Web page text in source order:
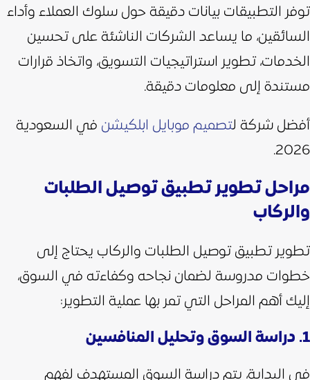
توفر التطبيقات بيانات دقيقة حول سلوك العملاء وأداء
السائقين، ما يساعد الشركات الناشئة على تحسين
الخدمات، تطوير استراتيجيات التسويق، واتخاذ قرارات
مستندة إلى معلومات دقيقة.
أفضل شركة لتصميم موبايل ابلكيشن في السعودية
2026.
مراحل تطوير تطبيق توصيل الطلبات
والركاب
​​تطوير تطبيق توصيل الطلبات والركاب يحتاج إلى
خطوات مدروسة لضمان نجاحه وكفاءته في السوق،
إليك أهم المراحل التي تمر بها عملية التطوير:
​​1. دراسة السوق وتحليل المنافسين
في البداية، يتم دراسة السوق المستهدف لفهم